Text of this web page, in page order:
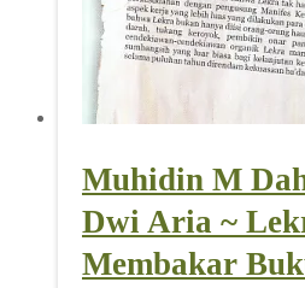
Muhidin M
Dwi Aria ~
Membakar